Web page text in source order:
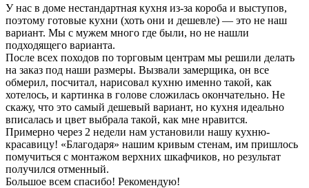
У нас в доме нестандартная кухня из-за короба и выступов,
поэтому готовые кухни (хоть они и дешевле) — это не наш
вариант. Мы с мужем много где были, но не нашли
подходящего варианта.
После всех походов по торговым центрам мы решили делать
на заказ под наши размеры. Вызвали замерщика, он все
обмерил, посчитал, нарисовал кухню именно такой, как
хотелось, и картинка в голове сложилась окончательно. Не
скажу, что это самый дешевый вариант, но кухня идеально
вписалась и цвет выбрала такой, как мне нравится.
Примерно через 2 недели нам установили нашу кухню-
красавицу! «Благодаря» нашим кривым стенам, им пришлось
помучиться с монтажом верхних шкафчиков, но результат
получился отменный.
Большое всем спасибо! Рекомендую!